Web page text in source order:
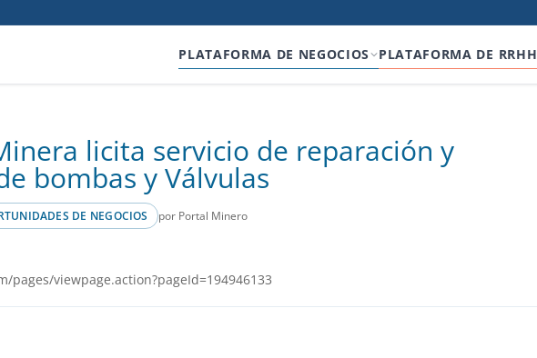
PLATAFORMA DE NEGOCIOS PLATAFORMA DE RRHH
licita servicio de reparación y
bombas y Válvulas
DE NEGOCIOS por Portal Minero
viewpage.action?pageId=194946133